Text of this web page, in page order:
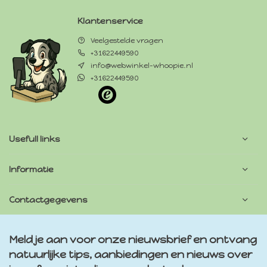
Klantenservice
Veelgestelde vragen
+31622449590
info@webwinkel-whoopie.nl
+31622449590
Usefull links
Informatie
Contactgegevens
Meld je aan voor onze nieuwsbrief en ontvang
natuurlijke tips, aanbiedingen en nieuws over